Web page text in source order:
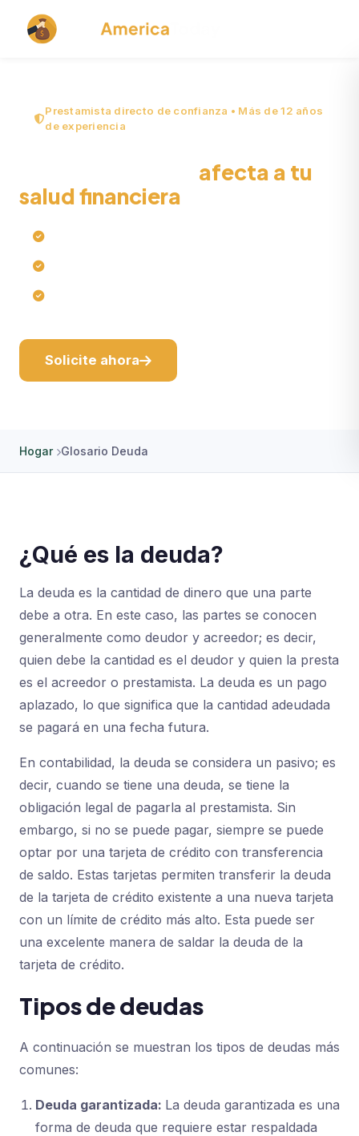
Prestamista directo de confianza • Más de 12 años
de experiencia
afecta a tu
salud financiera
Tramitación rápida de préstamos en línea
Sin verificación de crédito
Sin garantía
Solicite ahora
Hogar Glosario Deuda
¿Qué es la deuda?
La deuda es la cantidad de dinero que una parte
debe a otra. En este caso, las partes se conocen
generalmente como deudor y acreedor; es decir,
quien debe la cantidad es el deudor y quien la presta
es el acreedor o prestamista. La deuda es un pago
aplazado, lo que significa que la cantidad adeudada
se pagará en una fecha futura.
En contabilidad, la deuda se considera un pasivo; es
decir, cuando se tiene una deuda, se tiene la
obligación legal de pagarla al prestamista. Sin
embargo, si no se puede pagar, siempre se puede
optar por una tarjeta de crédito con transferencia
de saldo. Estas tarjetas permiten transferir la deuda
de la tarjeta de crédito existente a una nueva tarjeta
con un límite de crédito más alto. Esta puede ser
una excelente manera de saldar la deuda de la
tarjeta de crédito.
Tipos de deudas
A continuación se muestran los tipos de deudas más
comunes:
Deuda garantizada: La deuda garantizada es una
forma de deuda que requiere estar respaldada